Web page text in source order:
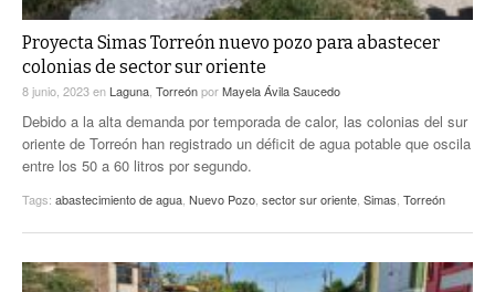
Proyecta Simas Torreón nuevo pozo para abastecer
colonias de sector sur oriente
8 junio, 2023en Laguna TorreónporMayela Ávila Saucedo
Debido a la alta demanda por temporada de calor, las colonias del sur
oriente de Torreón han registrado un déficit de agua potable que oscila
entre los 50 a 60 litros por segundo.
Tags: abastecimiento de agua Nuevo Pozo sector sur oriente Simas Torreón